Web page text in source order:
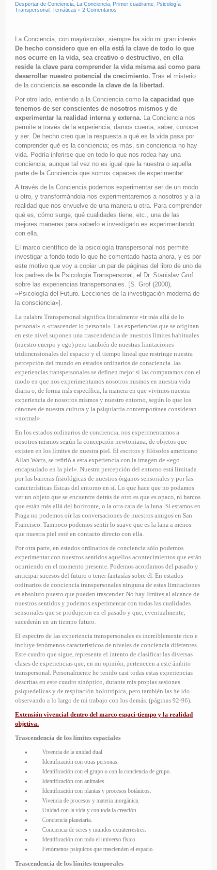
Despertar de Conciencia La Conciencia Primer cuadrante Psicología
Transpersonal Temáticas 2 Comentarios
La Conciencia, con mayúsculas, siempre ha sido mi gran interés.
De hecho considero que en ella está la clave de todo lo que
nos ocurre en la vida, sea creativo o destructivo, en ella
reside la clave para comprender la vida misma así como para
desarrollar nuestro potencial de crecimiento. Tras el misterio
de la conciencia se esconde la clave de la libertad.
Por otro lado, entiendo a la Conciencia como la capacidad que
tenemos de ser conscientes de nosotros mismos y de
experimentar la realidad interna y externa. La Conciencia nos
permite a través de la experiencia, darnos cuenta, saber, conocer
y ser. De hecho creo que la respuesta a qué es la vida pasa por
comprender qué es la conciencia; es más, sin conciencia no hay
vida. Podría inferirse que en todo lo que nos rodea hay una
conciencia, aunque tal vez no es igual que la nuestra o aquella
parte de la Conciencia que somos capaces de experimentar.
A través de la Conciencia podemos experimentar ser de un modo
u otro, y transformándola nos experimentaremos a nosotros y a la
realidad que nos envuelve de una manera u otra. Para comprender
qué es, cómo surge, qué cualidades tiene, etc., una de las
mejores maneras para saberlo e investigarlo es experimentando
con ella.
El marco científico de la psicología transpersonal nos permite
investigar a fondo todo lo que he comentado hasta ahora, y es por
este motivo que voy a copiar un par de páginas del libro de uno de
los padres de la Psicología Transpersonal, el Dr. Stanislav Grof
sobre las experiencias transpersonales. [S. Grof (2000),
«Psicología del Futuro. Lecciones de la investigación moderna de
la consciencia»].
La palabra Transpersonal significa literalmente «ir más allá de lo
personal» o «trascender lo personal». Las experiencias que se originan
en este nivel suponen una trascendencia de nuestros límites habituales
(nuestro cuerpo y ego) pero también de nuestras limitaciones
tridimensionales del espacio y el tiempo lineal que restringe nuestra
percepción del mundo en estados ordinarios de consciencia. las
experiencias transpersonales se definen mejor si las comparamos con el
modo en que nos experimentamos nosotros mismos en nuestra vida
diaria o, de forma más específica, la manera en que vivimos nuestra
experiencia de nosotros mismos y nuestro entorno, según lo que los
cánones de nuestra cultura y la psiquiatría contemporánea consideran
«normal».
En los estados ordinarios de conciencia, nos experimentamos a
nosotros mismos según la concepción newtoniana, de objetos que
existen en los límites de nuestra piel. El escritos y filósofos americano
Allan Watts, se refirió a esta experiencia con la imagen de «ego
encapsulado en la piel». Nuestra percepción del entorno está limitada
por las barreras fisiológicas de nuestros órganos sensoriales y por las
características físicas del entorno en sí. Lo que hace que no podamos
ver un objeto que se encuentre detrás de otro es que es opaco, ni barcos
que están más allá del horizonte, o la otra cara de la luna. Si estamos en
Praga no podemos oír las conversaciones de nuestros amigos en San
Francisco. Tampoco podemos sentir lo suave que es la lana a menos
que nuestra piel esté en contacto directo con ella.
Por otra parte, en estados ordinarios de conciencia sólo podemos
experimentar con nuestros sentidos aquellos acontecimientos que están
ocurriendo en el momento presente. Podemos acordarnos del pasado y
anticipar sucesos del futuro o tener fantasías sobre él. En estados
ordinarios de conciencia transpersonales ninguna de estas limitaciones
es absoluto puesto que pueden trascender. No hay limites al alcance de
nuestros sentidos y podemos experimentar con todas las cualidades
sensoriales que se produjeron en el pasado y que, eventualmente,
sucederán en un tiempo futuro.
El espectro de las experiencia transpersonales es increíblemente rico e
incluye fenómenos característicos de niveles de conciencia diferentes.
Este cuadro que sigue, representa el intento de clasificar las diversas
clases de experiencias que, en mi opinión, pertenecen a este ámbito
transpersonal. Personalmente he tenido casi todas estas experiencias
descritas en este cuadro sinóptico, durante mis propias sesiones
psiquedelicas y de respiración holotrópica, pero también las he ido
observando a lo largo de mi trabajo con los demás. (páginas 92-96).
Extensión vivencial dentro del marco espaci-tiempo y la realidad
objetiva.
Trascendencia de los límites espaciales
Vivencia de la unidad dual.
Identificación con otras personas.
Identificación con el grupo o con la conciencia de grupo.
Identificación con animales.
Identificación con plantas y procesos botánicos.
Vivencia de procesos y materia inorgánica.
Unidad con la vida y con toda la creación.
Conciencia planetaria.
Conciencia de seres y mundos extraterrestres.
Identificación con todo el universo físico.
Fenómenos psíquicos que trascienden el espacio.
Trascendencia de los límites temporales